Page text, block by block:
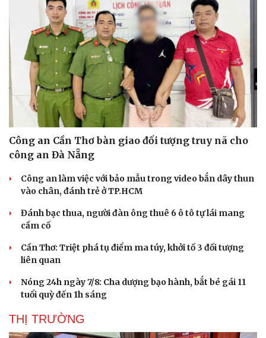
Công an Cần Thơ bàn giao đối tượng truy nã cho
công an Đà Nẵng
Công an làm việc với bảo mẫu trong video bắn dây thun
vào chân, đánh trẻ ở TP.HCM
Đánh bạc thua, người đàn ông thuê 6 ô tô tự lái mang
cầm cố
Cần Thơ: Triệt phá tụ điểm ma túy, khởi tố 3 đối tượng
liên quan
Nóng 24h ngày 7/8: Cha dượng bạo hành, bắt bé gái 11
tuổi quỳ đến 1h sáng
THỊ TRƯỜNG